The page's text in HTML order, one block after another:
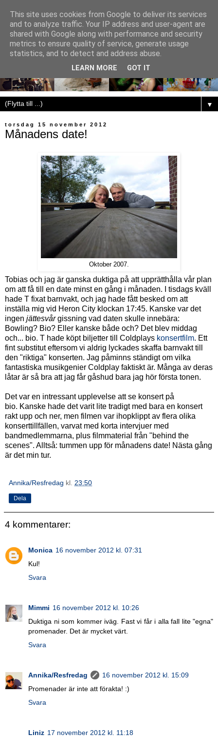
▼
torsdag 15 november 2012
Månadens date!
Oktober 2007.
Tobias och jag är ganska duktiga på att upprätthålla vår plan
om att få till en date minst en gång i månaden. I tisdags kväll
hade T fixat barnvakt, och jag hade fått besked om att
inställa mig vid Heron City klockan 17:45. Kanske var det
ingen jättesvårgissning vad daten skulle innebära:
Bowling? Bio? Eller kanske både och? Det blev middag
och... bio. T hade köpt biljetter till Coldplays konsertfilm. Ett
fint substitut eftersom vi aldrig lyckades skaffa barnvakt till
den "riktiga" konserten. Jag påminns ständigt om vilka
fantastiska musikgenier Coldplay faktiskt är. Många av deras
låtar är så bra att jag får gåshud bara jag hör första tonen.
Det var en intressant upplevelse att se konsert på
bio. Kanske hade det varit lite tradigt med bara en konsert
rakt upp och ner, men filmen var ihopklippt av flera olika
konserttillfällen, varvat med korta intervjuer med
bandmedlemmarna, plus filmmaterial från "behind the
scenes". Alltså: tummen upp för månadens date! Nästa gång
är det min tur.
Annika/Resfredag kl. 23:50
Dela
4 kommentarer:
Monica 16 november 2012 kl. 07:31
Kul!
Svara
Mimmi 16 november 2012 kl. 10:26
Duktiga ni som kommer iväg. Fast vi får i alla fall lite "egna"
promenader. Det är mycket värt.
Svara
Annika/Resfredag
16 november 2012 kl. 15:09
Promenader är inte att förakta! :)
Svara
Liniz 17 november 2012 kl. 11:18
This site uses cookies from Google to deliver its services
and to analyze traffic. Your IP address and user-agent are
shared with Google along with performance and security
metrics to ensure quality of service, generate usage
statistics, and to detect and address abuse.
LEARN MORE GOT IT